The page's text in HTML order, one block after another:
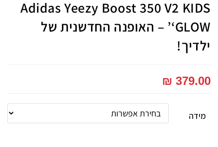
Adidas Yeezy Boost 350 V2 KIDS
‘GLOW’ – האופנה החדשנית של
ילדיך!
₪ 379.00
מידה